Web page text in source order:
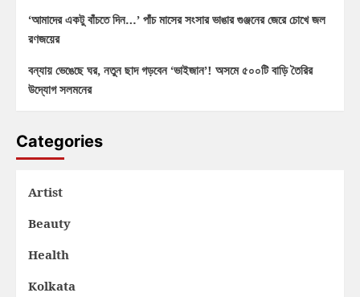
‘আমাদের একটু বাঁচতে দিন…’ পাঁচ মাসের সংসার ভাঙার গুঞ্জনের জেরে চোখে জল
রণজয়ের
বন্যায় ভেঙেছে ঘর, নতুন ছাদ গড়বেন ‘ভাইজান’! অসমে ৫০০টি বাড়ি তৈরির
উদ্যোগ সলমনের
Categories
Artist
Beauty
Health
Kolkata